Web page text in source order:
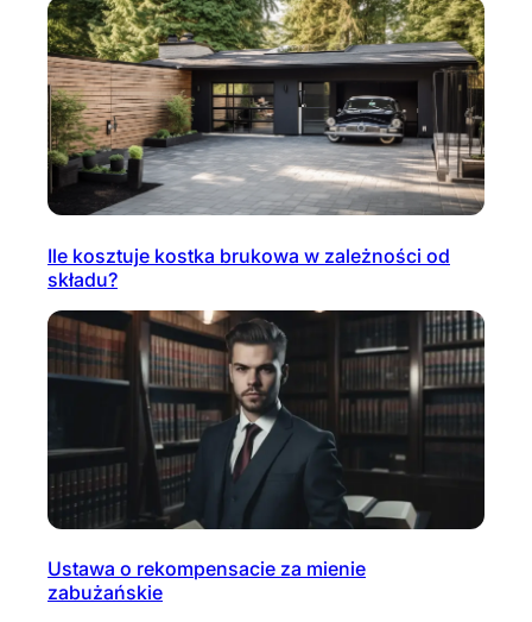
Ile kosztuje kostka brukowa w zależności od
składu?
Ustawa o rekompensacie za mienie
zabużańskie